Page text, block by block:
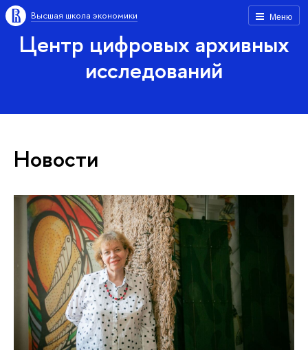
Меню
Высшая школа экономики
Центр цифровых архивных
исследований
Новости